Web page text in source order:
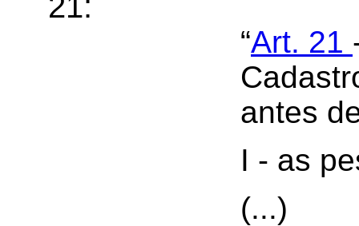
“Art. 21
antes
I - as
(...)